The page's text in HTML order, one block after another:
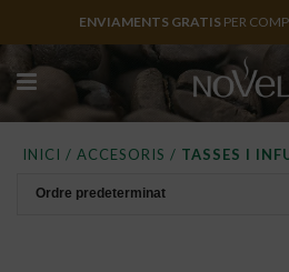
ENVIAMENTS GRATIS PER
INICI / ACCESORIS / TASSES I